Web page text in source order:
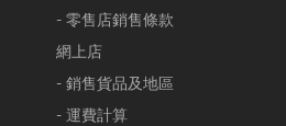
- 零售店銷售條款
網上店
- 銷售貨品及地區
- 運費計算